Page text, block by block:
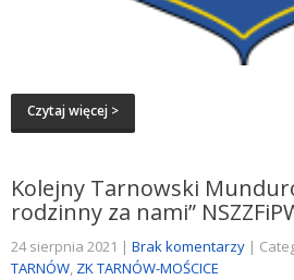
Czytaj więcej >
Kolejny Tarnowski
rodzinny za nami”
24 sierpnia 2021 | Brak komentarzy |
TARNÓW, ZK TARNÓW-MOŚCICE